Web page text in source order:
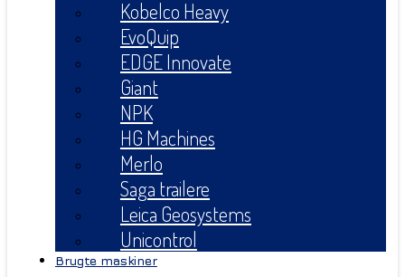
Kobelco Heavy
EvoQuip
EDGE Innovate
Giant
NPK
HG Machines
Merlo
Saga trailere
Leica Geosystems
Unicontrol
Brugte maskiner